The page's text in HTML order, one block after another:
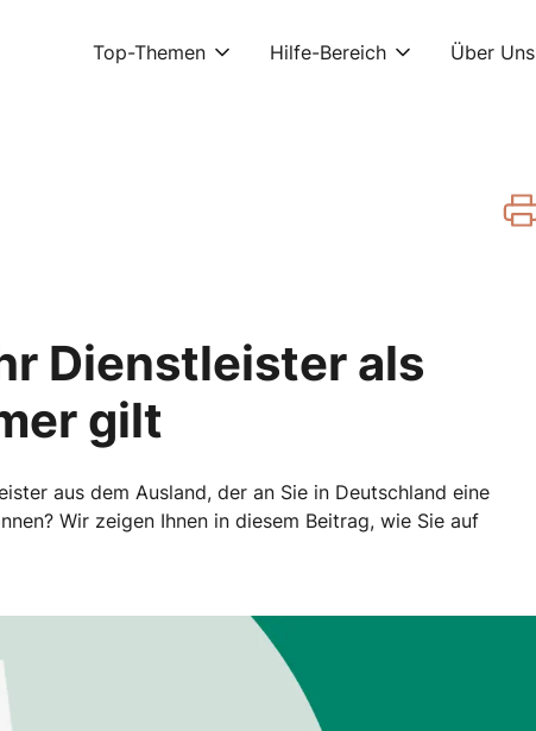
Top-Themen Hilfe-Bereich Über Uns
Dienstleister als
gilt
aus dem Ausland, der an Sie in Deutschland eine
Wir zeigen Ihnen in diesem Beitrag, wie Sie auf